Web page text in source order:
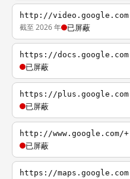
http://video.google.com
截至 2026 年 已屏蔽
https://docs.google.com
已屏蔽
https://plus.google.com
已屏蔽
http://www.google.com/+
已屏蔽
https://maps.google.com